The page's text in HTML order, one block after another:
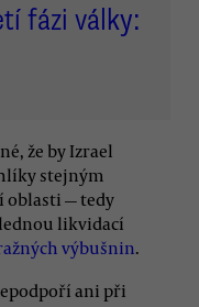
fázi války:
že by Izrael
stejným
oblasti — tedy
likvidací
výbušnin.
ani při